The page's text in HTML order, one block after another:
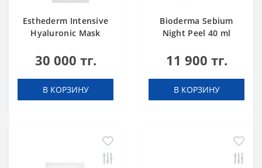
Esthederm Intensive
Hyaluronic Mask
30 000 тг.
В КОРЗИНУ
Bioderma Sebium
Night Peel 40 ml
11 900 тг.
В КОРЗИНУ